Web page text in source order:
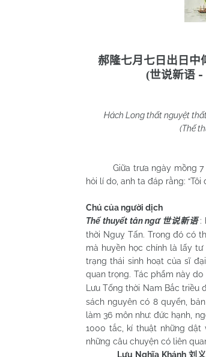
郝隆七月七日出日中
(世说新语 -
Hách Long thất nguyệt thất
(Thế thuyết tân
Giữa trưa ngày mồng 7
hỏi lí do, anh ta đáp rằng: “Tôi
Chú của người dịch
Thế thuyết tân ngữ 世说新语 :
thời Nguỵ Tấn. Trong đó có
mà huyền học chính là lấy
trạng thái sinh hoạt của sĩ
quan trọng. Tác phẩm này
Lưu Tống thời Nam Bắc
sách nguyên có 8 quyển,
làm 36 môn như: đức hạnh,
1000 tắc, kí thuật những dật
những câu chuyện có liên
Lưu Nghĩa Khánh刘